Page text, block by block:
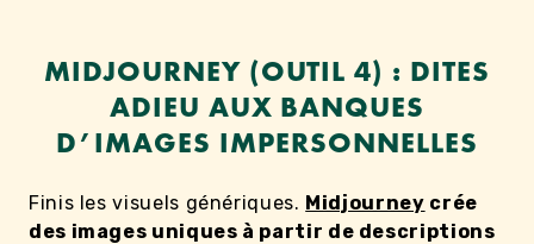
MIDJOURNEY (OUTIL 4) : DITES
ADIEU AUX BANQUES
D’IMAGES IMPERSONNELLES
Finis les visuels génériques. Midjourney crée
des images uniques à partir de descriptions